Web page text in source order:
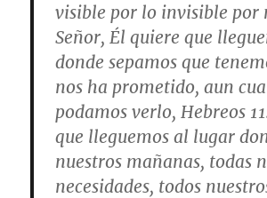
visible por lo invisible por
Señor, Él quiere que
donde sepamos que
nos ha prometido, aun
podamos verlo, Hebreos
que lleguemos al lugar
nuestros mañanas, todas
necesidades, todos